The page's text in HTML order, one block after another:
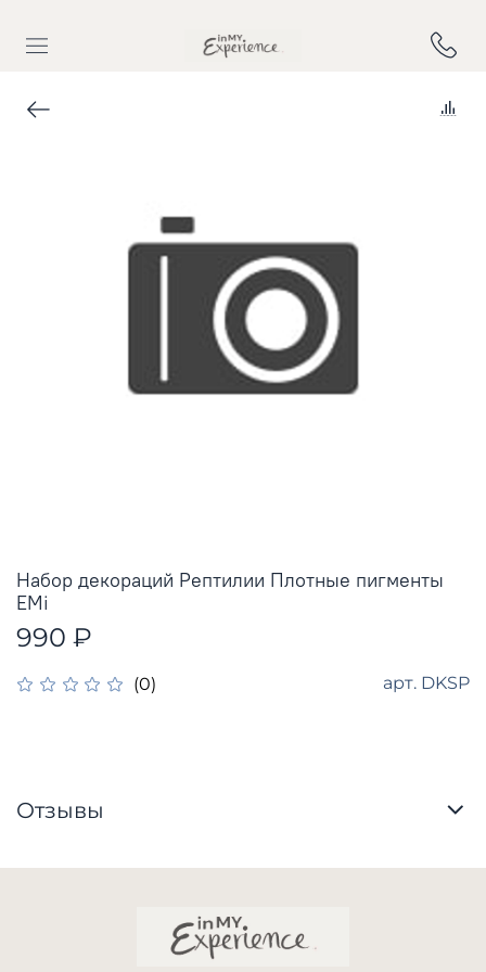
(0) арт. DKSP
Набор декораций Рептилии Плотные пигменты
EMi
990 ₽
Отзывы